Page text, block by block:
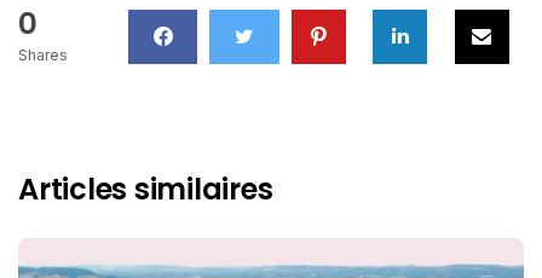
0
Shares
Articles similaires